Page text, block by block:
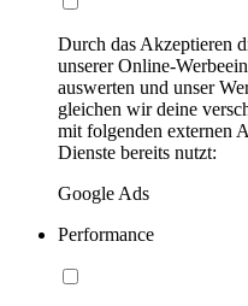
Durch das Akzeptieren
unserer Online-
auswerten und unser
gleichen wir deine
mit folgenden externen
Dienste bereits nutzt:
Google Ads
Performance